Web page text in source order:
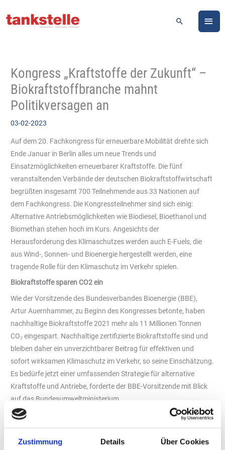
Zustimmung Details Über Cookies
Inhalt
Suchen
Kongress „Kraftstoffe der Zukunft“ –
Biokraftstoffbranche mahnt
Politikversagen an
03-02-2023
Auf dem 20. Fachkongress für erneuerbare Mobilität drehte sich
Ende Januar in Berlin alles um neue Trends und
Einsatzmöglichkeiten erneuerbarer Kraftstoffe. Die fünf
veranstaltenden Verbände der deutschen Biokraftstoffwirtschaft
begrüßten insgesamt 700 Teilnehmende aus 33 Nationen auf
dem Fachkongress. Die Kongressteilnehmer sind sich einig:
Alternative Antriebsmöglichkeiten wie Biodiesel, Bioethanol und
Biomethan stehen hoch im Kurs. Angesichts der
Herausforderung des Klimaschutzes werden auch E-Fuels, die
aus Wind-, Sonnen- und Bioenergie hergestellt werden, eine
tragende Rolle für den Klimaschutz im Verkehr spielen.
Biokraftstoffe sparen CO2 ein
Wie der Vorsitzende des Bundesverbandes Bioenergie (BBE),
Artur Auernhammer, zu Beginn des Kongresses betonte, haben
nachhaltige Biokraftstoffe 2021 mehr als 11 Millionen Tonnen
CO₂ eingespart. Nachhaltige zertifizierte Biokraftstoffe sind und
bleiben daher ein unverzichtbarer Beitrag für effektiven und
sofort wirksamen Klimaschutz im Verkehr, so seine Einschätzung.
Es bedürfe jetzt einer umfassenden Strategie für alternative
Kraftstoffe und Antriebe, forderte der BBE-Vorsitzende mit Blick
auf das Bundesumweltministerium.
Kritik an Lemke und Özdemir
Die zentrale gemeinsame Botschaft der Kongressteilnehmer aus
der erneuerbaren Mobilitätsbranche ist, dass der zum